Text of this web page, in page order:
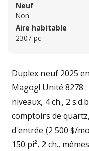
Neuf
Non
Aire habitable
2307 pc
Duplex neuf 2025
Magog! Unité 8278
niveaux, 4 ch., 2
comptoirs de
d'entrée (2 500 $/
150 pi², 2 ch.,